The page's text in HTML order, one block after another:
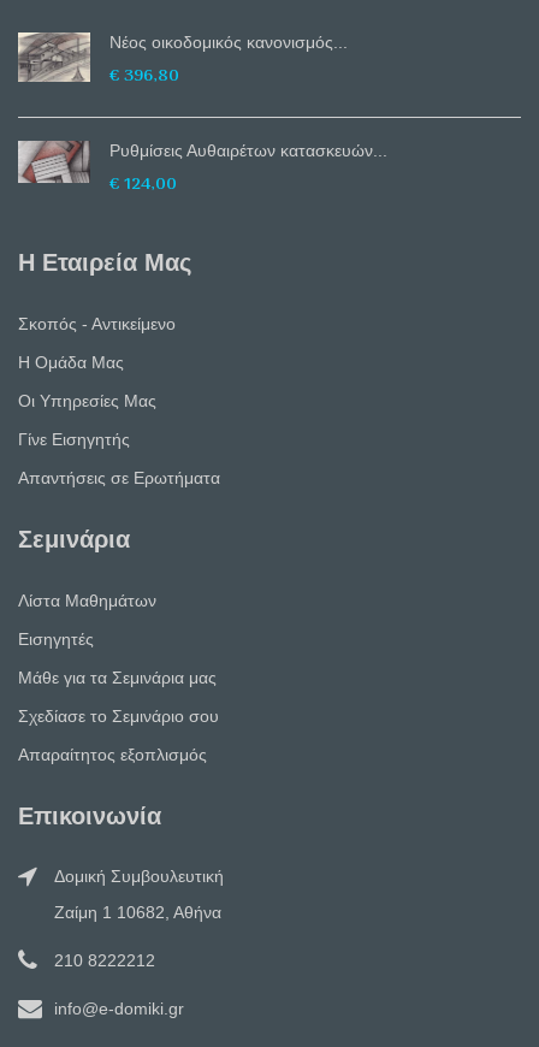
Nέος οικοδομικός κανονισμός...
€ 396,80
Ρυθμίσεις Αυθαιρέτων κατασκευών...
€ 124,00
Η Εταιρεία Μας
Σκοπός - Αντικείμενο
Η Ομάδα Μας
Οι Υπηρεσίες Μας
Γίνε Εισηγητής
Απαντήσεις σε Ερωτήματα
Σεμινάρια
Λίστα Μαθημάτων
Εισηγητές
Μάθε για τα Σεμινάρια μας
Σχεδίασε το Σεμινάριο σου
Απαραίτητος εξοπλισμός
Επικοινωνία
Δομική Συμβουλευτική
Ζαίμη 1 10682, Αθήνα
210 8222212
info@e-domiki.gr